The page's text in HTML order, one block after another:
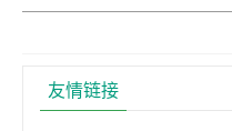
友情链接